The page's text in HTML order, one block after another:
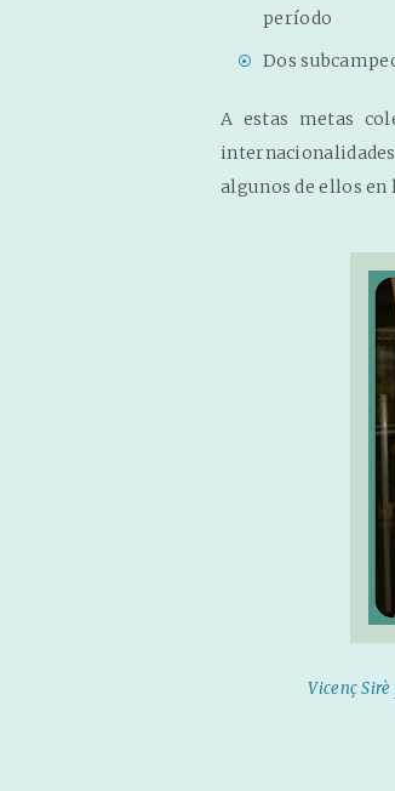
período
Dos
A estas metas
algunos de ellos en
Vicenç Sirè